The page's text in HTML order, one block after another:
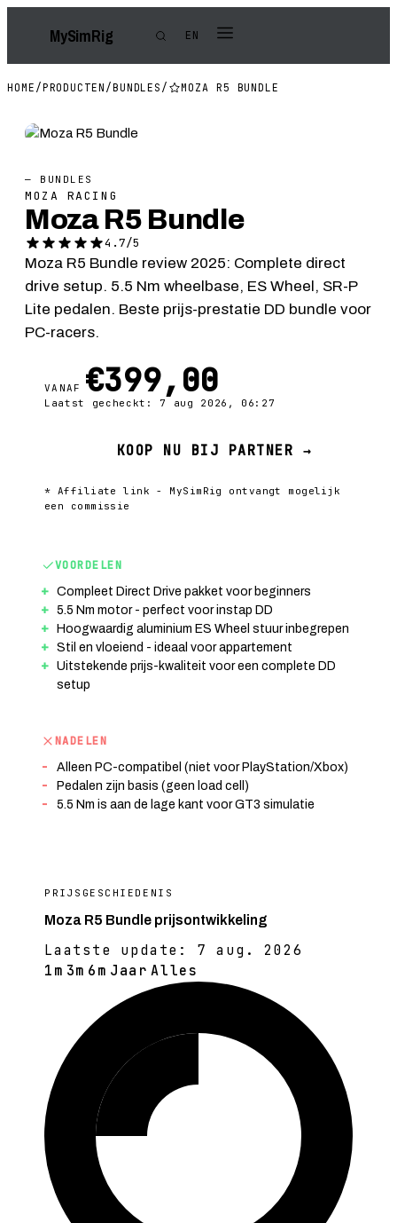
MySimRig EN
HOME /PRODUCTEN /BUNDLES / MOZA R5 BUNDLE
— BUNDLES
MOZA RACING
Moza R5 Bundle
4.7/5
Moza R5 Bundle review 2025: Complete direct
drive setup. 5.5 Nm wheelbase, ES Wheel, SR-P
Lite pedalen. Beste prijs-prestatie DD bundle voor
PC-racers.
VANAF €399,00
Laatst gecheckt: 7 aug 2026, 06:27
KOOP NU BIJ PARTNER →
* Affiliate link - MySimRig ontvangt mogelijk
een commissie
VOORDELEN
Compleet Direct Drive pakket voor beginners
5.5 Nm motor - perfect voor instap DD
Hoogwaardig aluminium ES Wheel stuur inbegrepen
Stil en vloeiend - ideaal voor appartement
Uitstekende prijs-kwaliteit voor een complete DD
setup
NADELEN
Alleen PC-compatibel (niet voor PlayStation/Xbox)
Pedalen zijn basis (geen load cell)
5.5 Nm is aan de lage kant voor GT3 simulatie
PRIJSGESCHIEDENIS
Moza R5 Bundle prijsontwikkeling
Laatste update: 7 aug. 2026
1m 3m 6m Jaar Alles